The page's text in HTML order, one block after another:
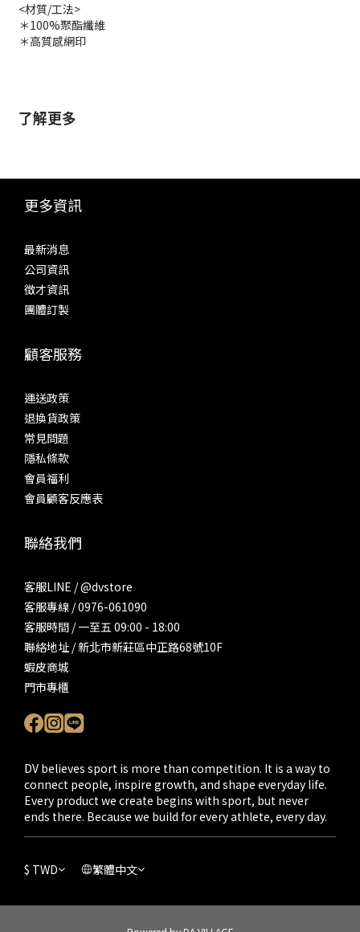
<材質/工法>
＊100%聚酯纖維
＊高質感網印
了解更多
更多資訊
最新消息
公司資訊
徵才資訊
團體訂製
顧客服務
運送政策
退換貨政策
常見問題
隱私條款
會員福利
會員顧客反應表
聯絡我們
客服LINE / @dvstore
客服專線 / 0976-061090
客服時間 / 一至五 09:00 - 18:00
聯絡地址 / 新北市新莊區中正路68號10F
蝦皮商城
門市專櫃
DV believes sport is more than competition. It is a way to
connect people, inspire growth, and shape everyday life.
Every product we create begins with sport, but never
ends there. Because we build for every athlete, every day.
$ TWD 繁體中文